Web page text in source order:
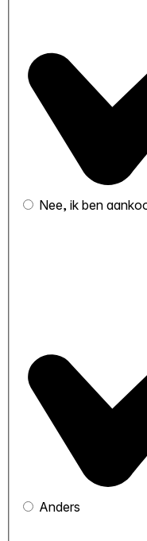
Nee, ik ben
Anders